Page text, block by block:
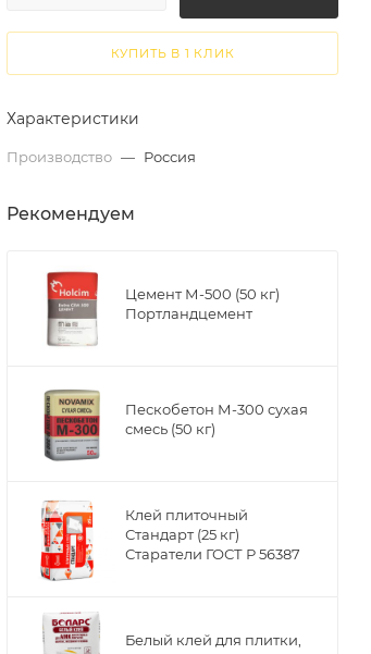
КУПИТЬ В 1 КЛИК
Характеристики
Производство — Россия
Рекомендуем
Цемент М-500 (50 кг)
Портландцемент
Пескобетон М-300 сухая
смесь (50 кг)
Клей плиточный
Стандарт (25 кг)
Старатели ГОСТ Р 56387
Белый клей для плитки,